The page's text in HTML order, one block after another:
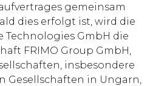
gemeinsam
dies erfolgt ist, wird die
Technologies GmbH die
FRIMO Group GmbH,
insbesondere
Gesellschaften in Ungarn,